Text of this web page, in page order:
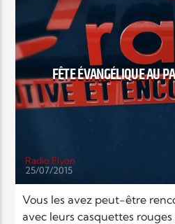
Elyon Live
Elyon Kids
FÊTE ÉVANGÉLIQUE AU
Radio Elyon
25/07/2015
Vous les avez peut-être
avec leurs casquettes